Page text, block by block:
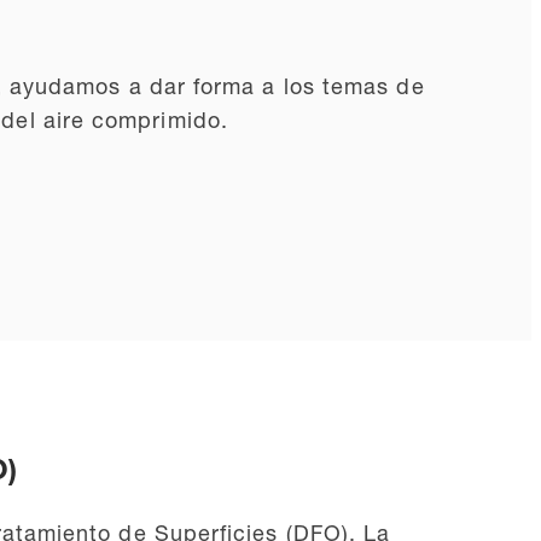
a dar forma a los temas de
aire comprimido.
de Superficies (DFO). La